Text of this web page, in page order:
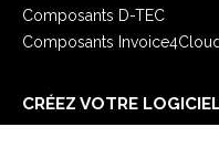
Composants D-TEC
Composants
CRÉEZ VOTRE